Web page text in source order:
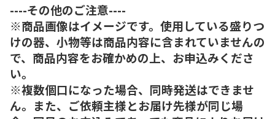
----その他のご注意----
※商品画像はイメージです。使用している盛りつ
けの器、小物等は商品内容に含まれていませんの
で、商品内容をお確かめの上、お申込みくださ
い。
※複数個口になった場合、同時発送はできませ
ん。また、ご依頼主様とお届け先様が同じ場